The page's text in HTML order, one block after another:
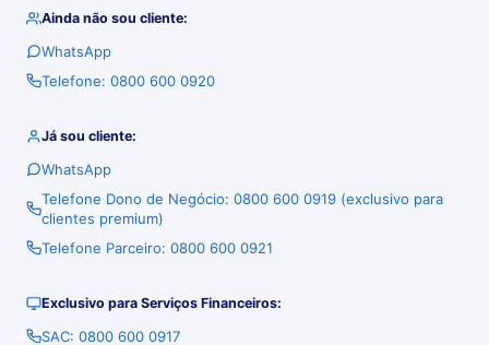
Ainda não sou cliente:
WhatsApp
Telefone: 0800 600 0920
Já sou cliente:
WhatsApp
Telefone Dono de Negócio: 0800 600 0919 (exclusivo para
clientes premium)
Telefone Parceiro: 0800 600 0921
Exclusivo para Serviços Financeiros:
SAC: 0800 600 0917